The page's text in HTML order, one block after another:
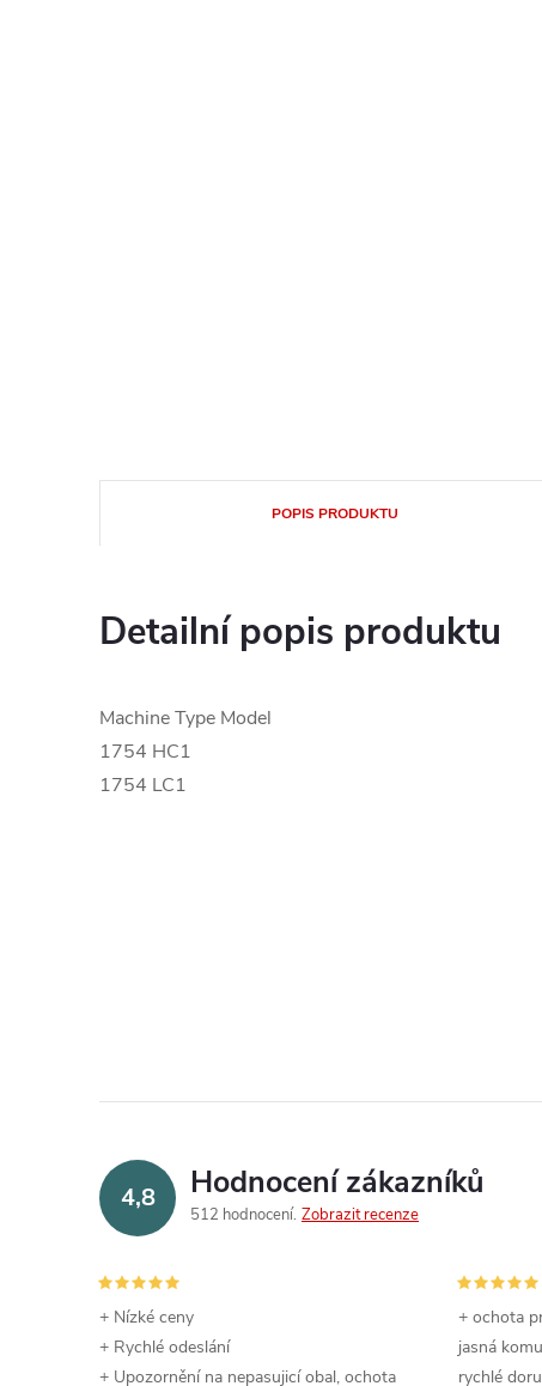
POPIS PRODUKTU
Detailní popis produktu
Machine Type Model
1754 HC1
1754 LC1
4,8 Hodnocení zákazníků
512 hodnocení Zobrazit recenze
+ Nízké ceny
+ Rychlé odeslání
+ Upozornění na nepasujicí obal, ochota
+ ochota
jasná
rychlé